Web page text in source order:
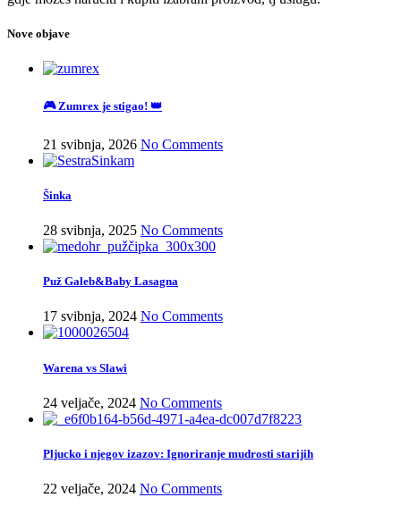
Nove objave
🎮 Zumrex je stigao! 👑
21 svibnja, 2026 No Comments
Šinka
28 svibnja, 2025 No Comments
Puž Galeb&Baby Lasagna
17 svibnja, 2024 No Comments
Warena vs Slawi
24 veljače, 2024 No Comments
Pljucko i njegov izazov: Ignoriranje mudrosti starijih
22 veljače, 2024 No Comments